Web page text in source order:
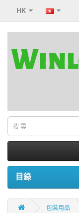
HK
目錄
包裝用品